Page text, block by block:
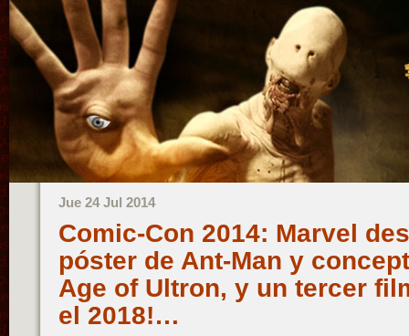
Jue 24 Jul 2014
Comic-Con 2014: Marvel
póster de Ant-Man y
Age of Ultron, y un tercer
el 2018!…